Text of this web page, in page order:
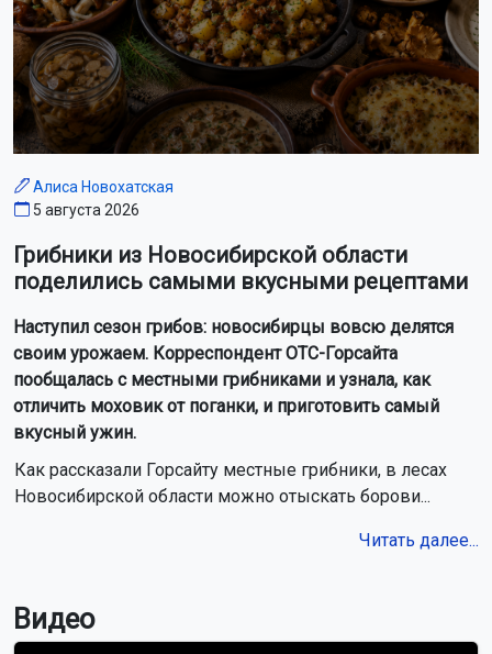
Алиса Новохатская
5 августа 2026
Грибники из Новосибирской области
поделились самыми вкусными рецептами
Наступил сезон грибов: новосибирцы вовсю делятся
своим урожаем. Корреспондент ОТС-Горсайта
пообщалась с местными грибниками и узнала, как
отличить моховик от поганки, и приготовить самый
вкусный ужин.
Как рассказали Горсайту местные грибники, в лесах
Новосибирской области можно отыскать борови...
Читать далее...
Видео